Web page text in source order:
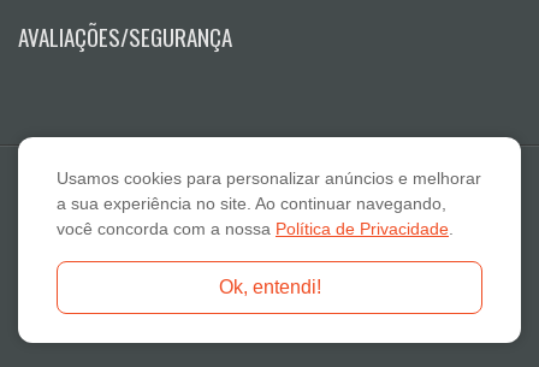
AVALIAÇÕES/SEGURANÇA
E A Lazaro Suplementos Alimentares ME - CNPJ: 19.789.048/0001-59
Fone: 18-3322 2132 - E-mail: atendimento@otimanutri.com.br
Usamos cookies para personalizar anúncios e melhorar
a sua experiência no site. Ao continuar navegando,
você concorda com a nossa Política de Privacidade
Ok, entendi!